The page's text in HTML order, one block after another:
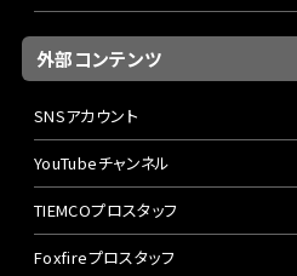
外部コンテンツ
SNSアカウント
YouTubeチャンネル
TIEMCOプロスタッフ
Foxfireプロスタッフ